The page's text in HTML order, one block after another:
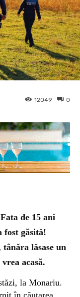
0
12049
de 15 ani
fost găsită!
lăsase un
acasă.
la Monariu.
în căutarea